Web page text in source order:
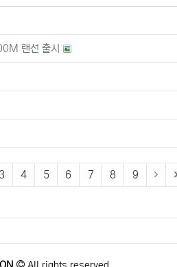
랜선 출시
3 4 5 6 7 8 9